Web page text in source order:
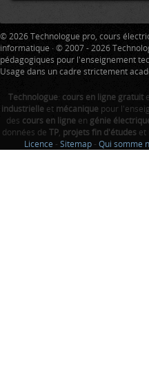
© 2026 Technologue pro, cours
informatique · © 2007 - 2026
pédagogiques pour l'enseignement
Usage dans un cadre strictement
Technologue: cours en ligne gratuit
industrielleet mécaniquepour
des cours en ligneen génie
données de TP, projets fin d'étudeset
Licence - Sitemap - Qui somme